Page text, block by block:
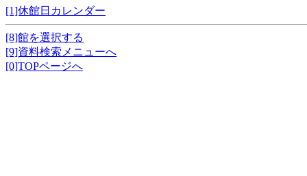
[1]休館日カレンダー
[8]館を選択する
[9]資料検索メニューへ
[0]TOPページへ